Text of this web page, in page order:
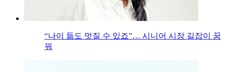
“나이 듦도 멋질 수 있죠”… 시니어 시장 길잡이 꿈
꿔